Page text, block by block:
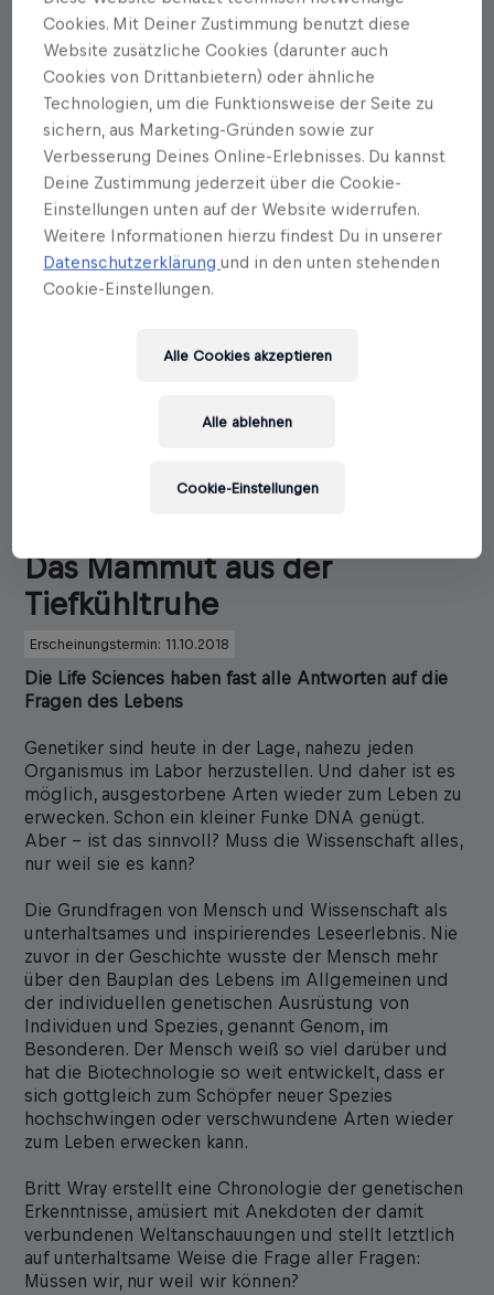
Das Mammut aus der
Tiefkühltruhe
Erscheinungstermin: 11.10.2018
Die Life Sciences haben fast alle Antworten auf die
Fragen des Lebens
Genetiker sind heute in der Lage, nahezu jeden
Organismus im Labor herzustellen. Und daher ist es
möglich, ausgestorbene Arten wieder zum Leben zu
erwecken. Schon ein kleiner Funke DNA genügt.
Aber – ist das sinnvoll? Muss die Wissenschaft alles,
nur weil sie es kann?
Die Grundfragen von Mensch und Wissenschaft als
unterhaltsames und inspirierendes Leseerlebnis. Nie
zuvor in der Geschichte wusste der Mensch mehr
über den Bauplan des Lebens im Allgemeinen und
der individuellen genetischen Ausrüstung von
Individuen und Spezies, genannt Genom, im
Besonderen. Der Mensch weiß so viel darüber und
hat die Biotechnologie so weit entwickelt, dass er
sich gottgleich zum Schöpfer neuer Spezies
hochschwingen oder verschwundene Arten wieder
zum Leben erwecken kann.
Britt Wray erstellt eine Chronologie der genetischen
Erkenntnisse, amüsiert mit Anekdoten der damit
verbundenen Weltanschauungen und stellt letztlich
auf unterhaltsame Weise die Frage aller Fragen:
Müssen wir, nur weil wir können?
Cookies. Mit Deiner Zustimmung benutzt diese
Website zusätzliche Cookies (darunter auch
Cookies von Drittanbietern) oder ähnliche
Technologien, um die Funktionsweise der Seite zu
sichern, aus Marketing-Gründen sowie zur
Verbesserung Deines Online-Erlebnisses. Du kannst
Deine Zustimmung jederzeit über die Cookie-
Einstellungen unten auf der Website widerrufen.
Weitere Informationen hierzu findest Du in unserer
Datenschutzerklärungund in den unten stehenden
Cookie-Einstellungen.
Alle ablehnen
Alle Cookies akzeptieren
Cookie-Einstellungen